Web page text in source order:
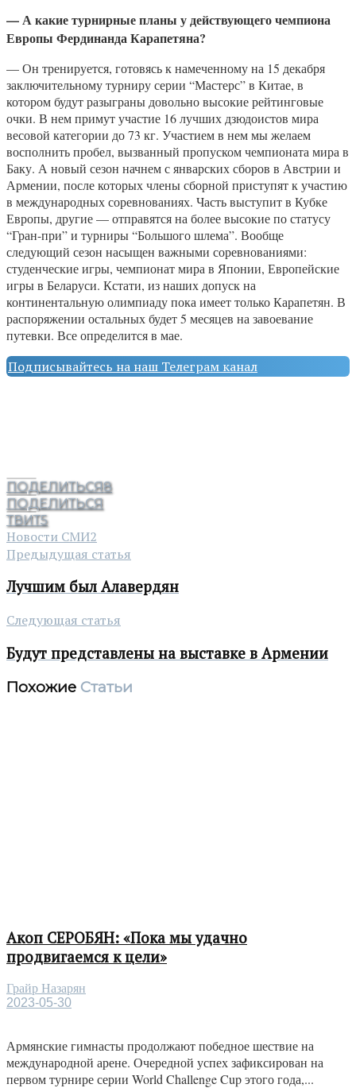
— А какие турнирные планы у действующего чемпиона
Европы Фердинанда Карапетяна?
— Он тренируется, готовясь к намеченному на 15 декабря
заключительному турниру серии “Мастерс” в Китае, в
котором будут разыграны довольно высокие рейтинговые
очки. В нем примут участие 16 лучших дзюдоистов мира
весовой категории до 73 кг. Участием в нем мы желаем
восполнить пробел, вызванный пропуском чемпионата мира в
Баку. А новый сезон начнем с январских сборов в Австрии и
Армении, после которых члены сборной приступят к участию
в международных соревнованиях. Часть выступит в Кубке
Европы, другие — отправятся на более высокие по статусу
“Гран-при” и турниры “Большого шлема”. Вообще
следующий сезон насыщен важными соревнованиями:
студенческие игры, чемпионат мира в Японии, Европейские
игры в Беларуси. Кстати, из наших допуск на
континентальную олимпиаду пока имеет только Карапетян. В
распоряжении остальных будет 5 месяцев на завоевание
путевки. Все определится в мае.
Подписывайтесь на наш Телеграм канал
ПОДЕЛИТЬСЯ8
ПОДЕЛИТЬСЯ
ТВИТ5
Новости СМИ2
Предыдущая статья
Лучшим был Алавердян
Следующая статья
Будут представлены на выставке в Армении
Похожие Статьи
Акоп СЕРОБЯН: «Пока мы удачно
продвигаемся к цели»
Грайр Назарян
2023-05-30
Армянские гимнасты продолжают победное шествие на
международной арене. Очередной успех зафиксирован на
первом турнире серии World Challenge Cup этого года,...